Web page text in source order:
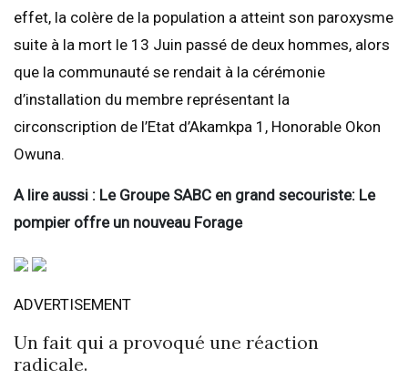
effet, la colère de la population a atteint son paroxysme
suite à la mort le 13 Juin passé de deux hommes, alors
que la communauté se rendait à la cérémonie
d’installation du membre représentant la
circonscription de l’Etat d’Akamkpa 1, Honorable Okon
Owuna.
A lire aussi : Le Groupe SABC en grand secouriste: Le
pompier offre un nouveau Forage
ADVERTISEMENT
Un fait qui a provoqué une réaction
radicale.